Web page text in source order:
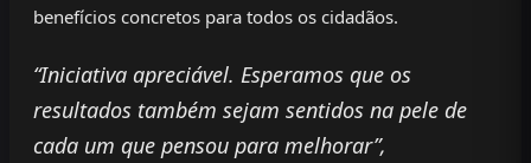
benefícios concretos para todos os cidadãos.
“Iniciativa apreciável. Esperamos que os
resultados também sejam sentidos na pele de
cada um que pensou para melhorar”,